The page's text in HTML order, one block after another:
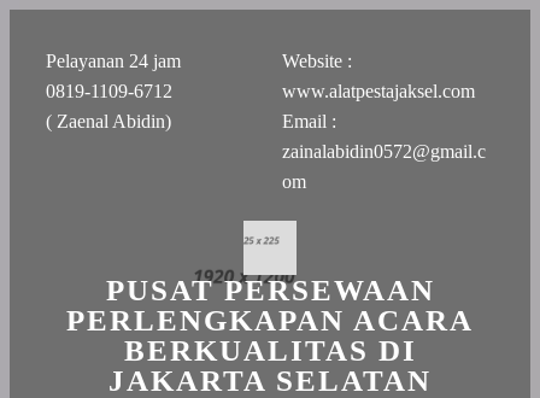
Pelayanan 24 jam
0819-1109-6712
( Zaenal Abidin)
Website :
www.alatpestajaksel.com
Email :
zainalabidin0572@gmail.c
om
PUSAT PERSEWAAN
PERLENGKAPAN ACARA
BERKUALITAS DI
JAKARTA SELATAN